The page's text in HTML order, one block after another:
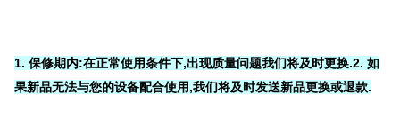
1. 保修期内:在正常使用条件下,出现质量问题我们将及时更换.2. 如
果新品无法与您的设备配合使用,我们将及时发送新品更换或退款.